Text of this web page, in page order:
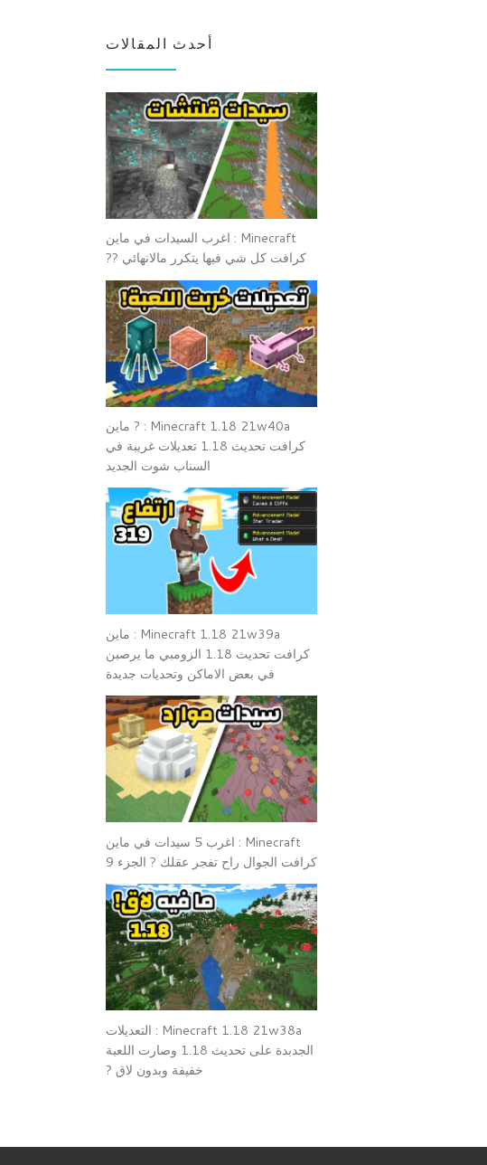
أحدث المقالات
Minecraft : اغرب السيدات في ماين
كرافت كل شي فيها يتكرر مالانهائي ??
Minecraft 1.18 21w40a : ? ماين
كرافت تحديث 1.18 تعديلات غريبة في
السناب شوت الجديد
Minecraft 1.18 21w39a : ماين
كرافت تحديث 1.18 الزومبي ما يرصبن
في بعض الاماكن وتحديات جديدة
Minecraft : اغرب 5 سيدات في ماين
كرافت الجوال راح تفجر عقلك ? الجزء 9
Minecraft 1.18 21w38a : التعديلات
الجدبدة على تحديث 1.18 وصارت اللعبة
خفيفة وبدون لاق ?